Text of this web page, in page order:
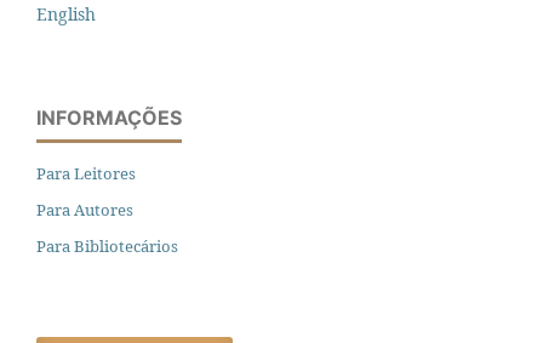
English
INFORMAÇÕES
Para Leitores
Para Autores
Para Bibliotecários